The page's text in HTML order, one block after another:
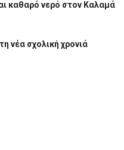
καθαρό νερό στον Καλαμά
νέα σχολική χρονιά